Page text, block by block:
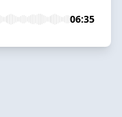
06:35